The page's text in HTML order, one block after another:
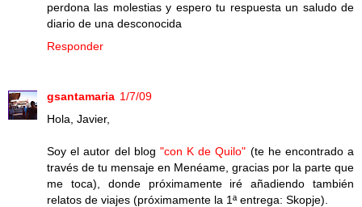
perdona las molestias y espero tu respuesta un saludo de
diario de una desconocida
Responder
gsantamaria 1/7/09
Hola, Javier,
Soy el autor del blog "con K de Quilo" (te he encontrado a
través de tu mensaje en Menéame, gracias por la parte que
me toca), donde próximamente iré añadiendo también
relatos de viajes (próximamente la 1ª entrega: Skopje).